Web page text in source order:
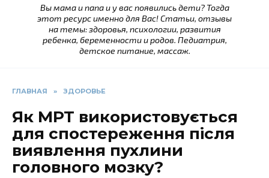
Вы мама и папа и у вас появились дети? Тогда
этот ресурс именно для Вас! Статьи, отзывы
на темы: здоровья, психологии, развития
ребенка, беременности и родов. Педиатрия,
детское питание, массаж.
ГЛАВНАЯ » ЗДОРОВЬЕ
Як МРТ використовується
для спостереження після
виявлення пухлини
головного мозку?